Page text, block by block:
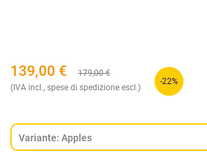
139,00 € 179,00€
(IVA incl., spese di spedizione escl.)
-22%